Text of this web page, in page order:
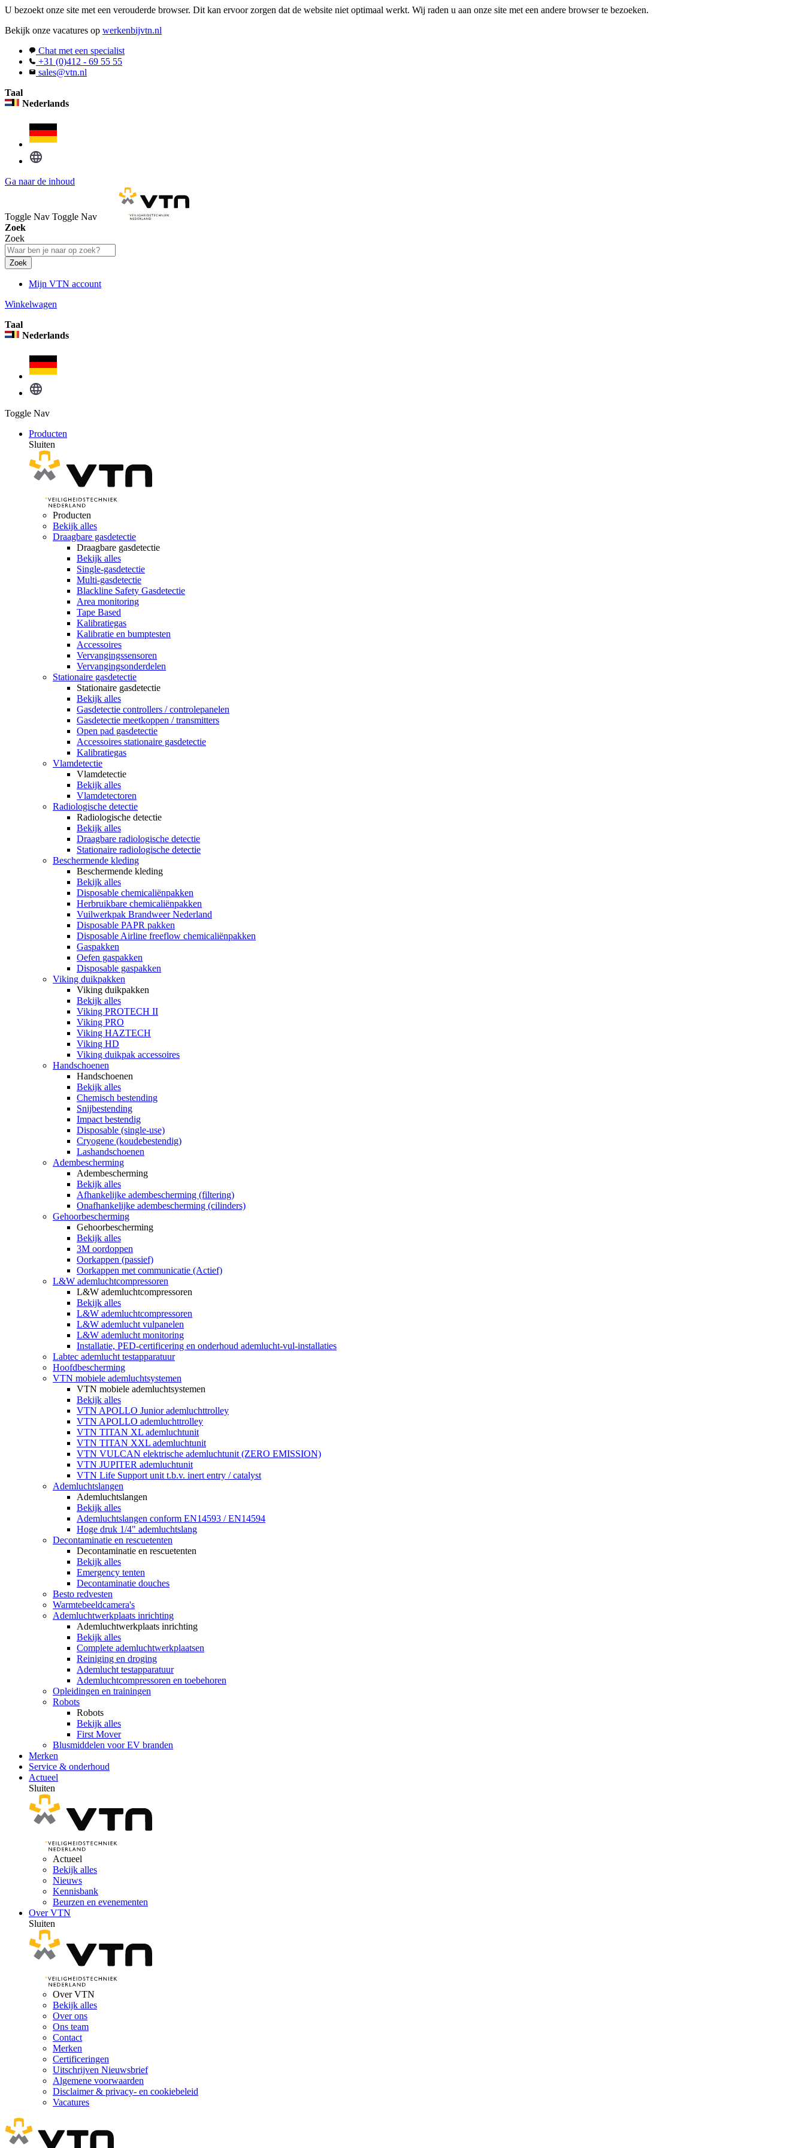
U bezoekt onze site met een verouderde browser. Dit kan ervoor zorgen dat de website niet optimaal werkt. Wij raden u aan onze site met een andere browser te bezoeken.
Bekijk onze vacatures op werkenbijvtn.nl
Chat met een specialist
+31 (0)412 - 69 55 55
sales@vtn.nl
Taal
Nederlands
Ga naar de inhoud
Toggle Nav Toggle Nav
Zoek
Zoek
Zoek
Mijn VTN account
Winkelwagen
Taal
Nederlands
Toggle Nav
Producten
Sluiten
Producten
Bekijk alles
Draagbare gasdetectie
Draagbare gasdetectie
Bekijk alles
Single-gasdetectie
Multi-gasdetectie
Blackline Safety Gasdetectie
Area monitoring
Tape Based
Kalibratiegas
Kalibratie en bumptesten
Accessoires
Vervangingssensoren
Vervangingsonderdelen
Stationaire gasdetectie
Stationaire gasdetectie
Bekijk alles
Gasdetectie controllers / controlepanelen
Gasdetectie meetkoppen / transmitters
Open pad gasdetectie
Accessoires stationaire gasdetectie
Kalibratiegas
Vlamdetectie
Vlamdetectie
Bekijk alles
Vlamdetectoren
Radiologische detectie
Radiologische detectie
Bekijk alles
Draagbare radiologische detectie
Stationaire radiologische detectie
Beschermende kleding
Beschermende kleding
Bekijk alles
Disposable chemicaliënpakken
Herbruikbare chemicaliënpakken
Vuilwerkpak Brandweer Nederland
Disposable PAPR pakken
Disposable Airline freeflow chemicaliënpakken
Gaspakken
Oefen gaspakken
Disposable gaspakken
Viking duikpakken
Viking duikpakken
Bekijk alles
Viking PROTECH II
Viking PRO
Viking HAZTECH
Viking HD
Viking duikpak accessoires
Handschoenen
Handschoenen
Bekijk alles
Chemisch bestending
Snijbestending
Impact bestendig
Disposable (single-use)
Cryogene (koudebestendig)
Lashandschoenen
Adembescherming
Adembescherming
Bekijk alles
Afhankelijke adembescherming (filtering)
Onafhankelijke adembescherming (cilinders)
Gehoorbescherming
Gehoorbescherming
Bekijk alles
3M oordoppen
Oorkappen (passief)
Oorkappen met communicatie (Actief)
L&W ademluchtcompressoren
L&W ademluchtcompressoren
Bekijk alles
L&W ademluchtcompressoren
L&W ademlucht vulpanelen
L&W ademlucht monitoring
Installatie, PED-certificering en onderhoud ademlucht-vul-installaties
Labtec ademlucht testapparatuur
Hoofdbescherming
VTN mobiele ademluchtsystemen
VTN mobiele ademluchtsystemen
Bekijk alles
VTN APOLLO Junior ademluchttrolley
VTN APOLLO ademluchttrolley
VTN TITAN XL ademluchtunit
VTN TITAN XXL ademluchtunit
VTN VULCAN elektrische ademluchtunit (ZERO EMISSION)
VTN JUPITER ademluchtunit
VTN Life Support unit t.b.v. inert entry / catalyst
Ademluchtslangen
Ademluchtslangen
Bekijk alles
Ademluchtslangen conform EN14593 / EN14594
Hoge druk 1/4" ademluchtslang
Decontaminatie en rescuetenten
Decontaminatie en rescuetenten
Bekijk alles
Emergency tenten
Decontaminatie douches
Besto redvesten
Warmtebeeldcamera's
Ademluchtwerkplaats inrichting
Ademluchtwerkplaats inrichting
Bekijk alles
Complete ademluchtwerkplaatsen
Reiniging en droging
Ademlucht testapparatuur
Ademluchtcompressoren en toebehoren
Opleidingen en trainingen
Robots
Robots
Bekijk alles
First Mover
Blusmiddelen voor EV branden
Merken
Service & onderhoud
Actueel
Sluiten
Actueel
Bekijk alles
Nieuws
Kennisbank
Beurzen en evenementen
Over VTN
Sluiten
Over VTN
Bekijk alles
Over ons
Ons team
Contact
Merken
Certificeringen
Uitschrijven Nieuwsbrief
Algemene voorwaarden
Disclaimer & privacy- en cookiebeleid
Vacatures